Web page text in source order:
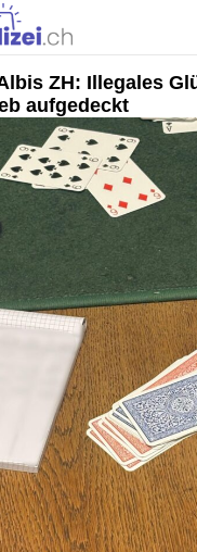
ZH: Illegales
aufgedeckt